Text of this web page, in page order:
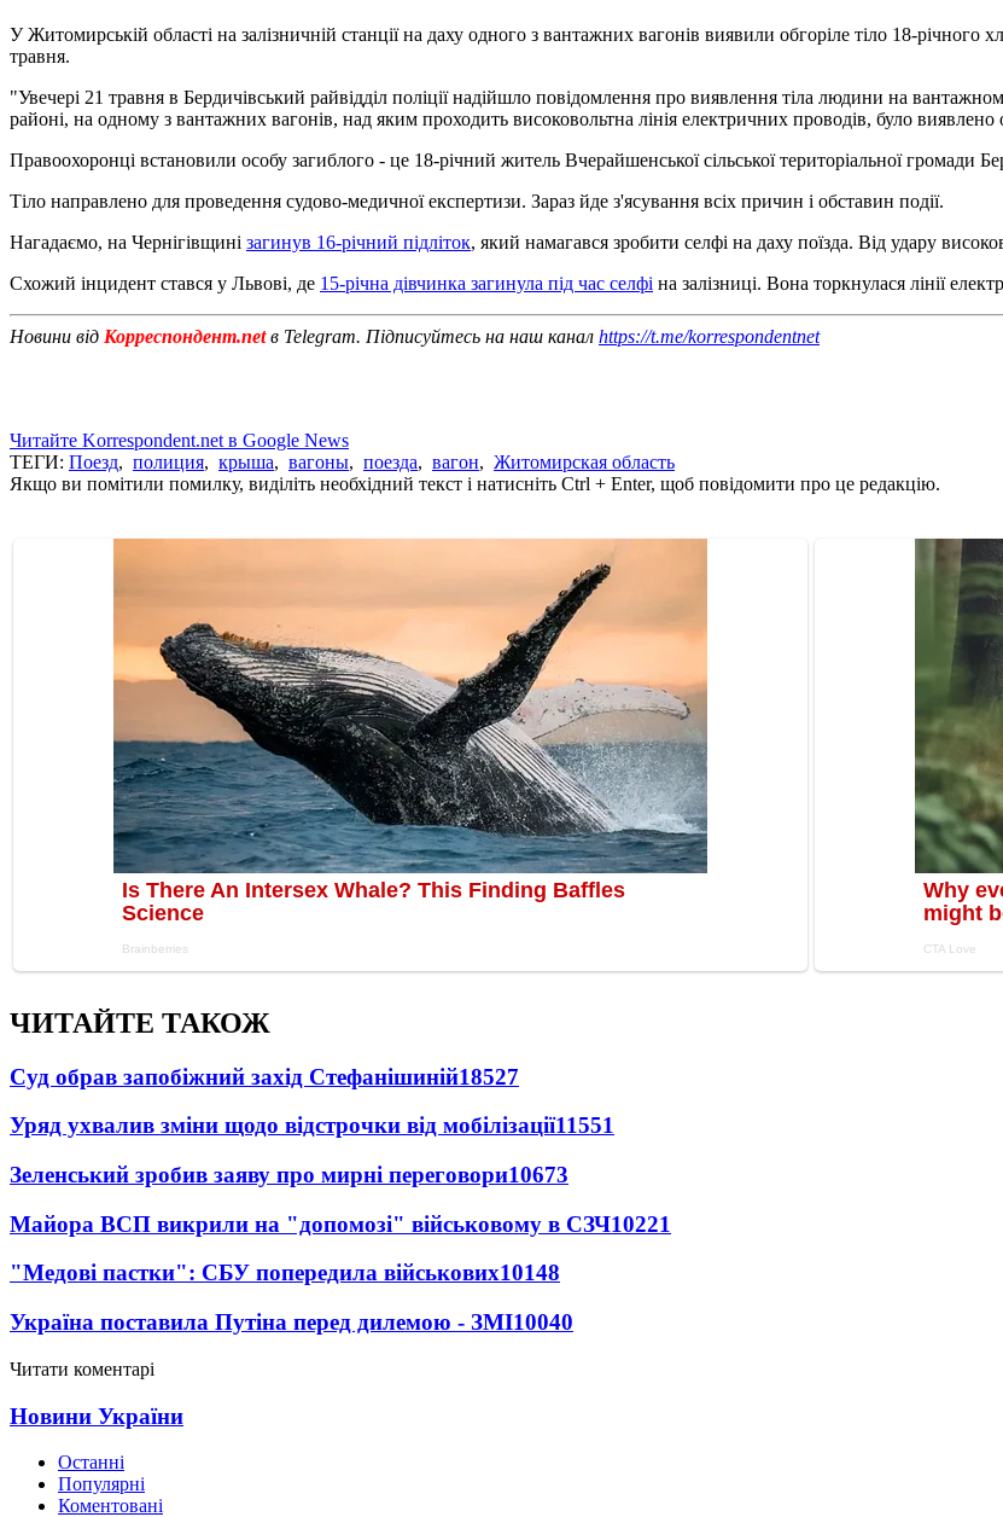
У Житомирській області на залізничній станції на даху одного з вантажних вагонів виявили обгоріле тіло 18-річного
травня.
"Увечері 21 травня в Бердичівський райвідділ поліції надійшло повідомлення про виявлення тіла людини на
районі, на одному з вантажних вагонів, над яким проходить високовольтна лінія електричних проводів, було
Правоохоронці встановили особу загиблого - це 18-річний житель Вчерайшенської сільської територіальної громади
Тіло направлено для проведення судово-медичної експертизи. Зараз йде з'ясування всіх причин і обставин події.
Нагадаємо, на Чернігівщині загинув 16-річний підліток, який намагався зробити селфі на даху поїзда. Від удару
Схожий інцидент стався у Львові, де 15-річна дівчинка загинула під час селфі на залізниці. Вона торкнулася лінії
Новини від Корреспондент.netв Telegram. Підписуйтесь на наш канал https://t.me/korrespondentnet
Читайте Korrespondent.net в Google News
ТЕГИ: Поезд, полиция, крыша, вагоны, поезда, вагон, Житомирская область
Якщо ви помітили помилку, виділіть необхідний текст і натисніть Ctrl + Enter, щоб повідомити про це редакцію.
ЧИТАЙТЕ ТАКОЖ
Суд обрав запобіжний захід Стефанішиній18527
Уряд ухвалив зміни щодо відстрочки від мобілізації11551
Зеленський зробив заяву про мирні переговори10673
Майора ВСП викрили на "допомозі" військовому в СЗЧ10221
"Медові пастки": СБУ попередила військових10148
Україна поставила Путіна перед дилемою - ЗМІ10040
Читати коментарі
Новини України
Останні
Популярні
Коментовані